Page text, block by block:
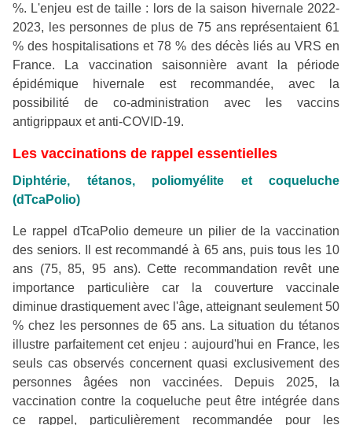
%. L'enjeu est de taille : lors de la saison hivernale 2022-
2023, les personnes de plus de 75 ans représentaient 61
% des hospitalisations et 78 % des décès liés au VRS en
France. La vaccination saisonnière avant la période
épidémique hivernale est recommandée, avec la
possibilité de co-administration avec les vaccins
antigrippaux et anti-COVID-19.
Les vaccinations de rappel essentielles
Diphtérie, tétanos, poliomyélite et coqueluche
(dTcaPolio)
Le rappel dTcaPolio demeure un pilier de la vaccination
des seniors. Il est recommandé à 65 ans, puis tous les 10
ans (75, 85, 95 ans). Cette recommandation revêt une
importance particulière car la couverture vaccinale
diminue drastiquement avec l'âge, atteignant seulement 50
% chez les personnes de 65 ans. La situation du tétanos
illustre parfaitement cet enjeu : aujourd'hui en France, les
seuls cas observés concernent quasi exclusivement des
personnes âgées non vaccinées. Depuis 2025, la
vaccination contre la coqueluche peut être intégrée dans
ce rappel, particulièrement recommandée pour les